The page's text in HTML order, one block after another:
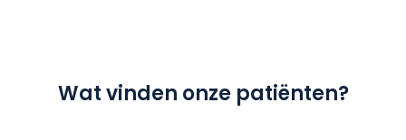
Wat vinden onze patiënten?